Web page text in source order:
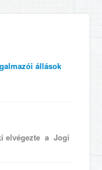
állások
elvégezte a Jogi